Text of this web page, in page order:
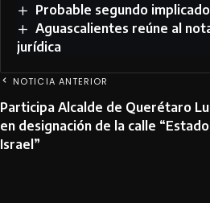
Probable segundo
Aguascalientes reúne al
jurídica
NOTICIA ANTERIOR
Participa Alcalde de Querétaro
en designación de la calle
Israel”